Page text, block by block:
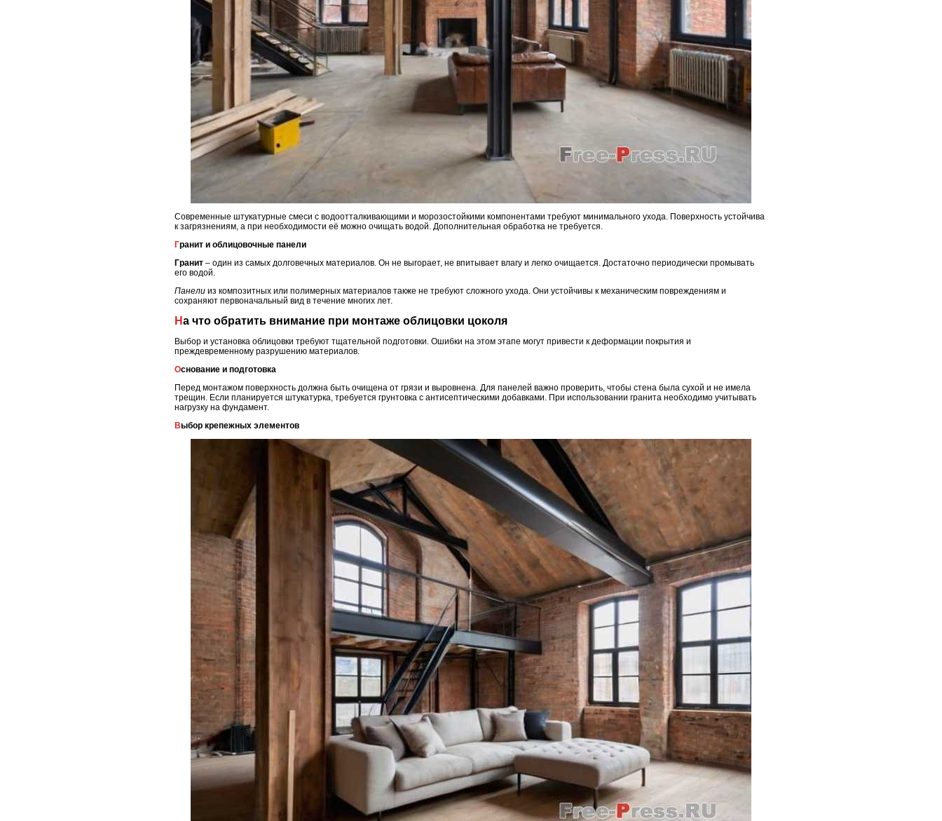
Современные штукатурные смеси с водоотталкивающими и морозостойкими компонентами требуют минимального ухода. Поверхность устойчива
к загрязнениям, а при необходимости её можно очищать водой. Дополнительная обработка не требуется.
Гранит и облицовочные панели
Гранит – один из самых долговечных материалов. Он не выгорает, не впитывает влагу и легко очищается. Достаточно периодически промывать
его водой.
Панели из композитных или полимерных материалов также не требуют сложного ухода. Они устойчивы к механическим повреждениям и
сохраняют первоначальный вид в течение многих лет.
На что обратить внимание при монтаже облицовки цоколя
Выбор и установка облицовки требуют тщательной подготовки. Ошибки на этом этапе могут привести к деформации покрытия и
преждевременному разрушению материалов.
Основание и подготовка
Перед монтажом поверхность должна быть очищена от грязи и выровнена. Для панелей важно проверить, чтобы стена была сухой и не имела
трещин. Если планируется штукатурка, требуется грунтовка с антисептическими добавками. При использовании гранита необходимо учитывать
нагрузку на фундамент.
Выбор крепежных элементов